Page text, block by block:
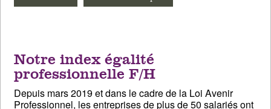
Notre index égalité
professionnelle F/H
Depuis mars 2019 et dans le cadre de la Loi Avenir
Professionnel, les entreprises de plus de 50 salariés ont